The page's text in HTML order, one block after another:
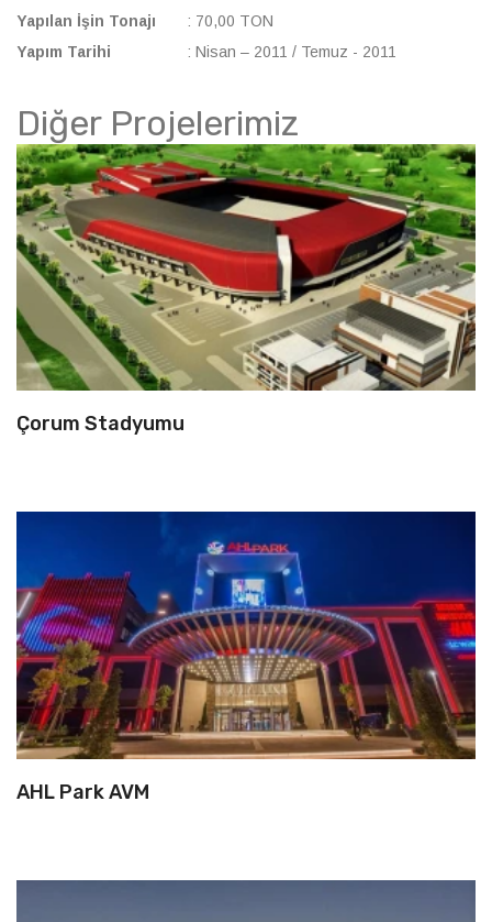
Yapılan İşin Tonajı
: 70,00 TON
Yapım Tarihi
: Nisan – 2011 / Temuz - 2011
Diğer Projelerimiz
Çorum Stadyumu
AHL Park AVM